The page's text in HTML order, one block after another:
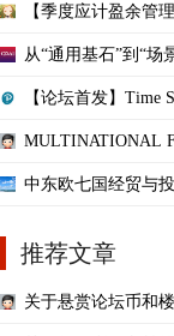
【季度应计盈余管
从“通用基石”到“场
【论坛首发】Time
MULTINATIONAL
中东欧七国经贸与
推荐文章
关于悬赏论坛币和